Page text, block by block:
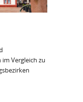
Vergleich zu